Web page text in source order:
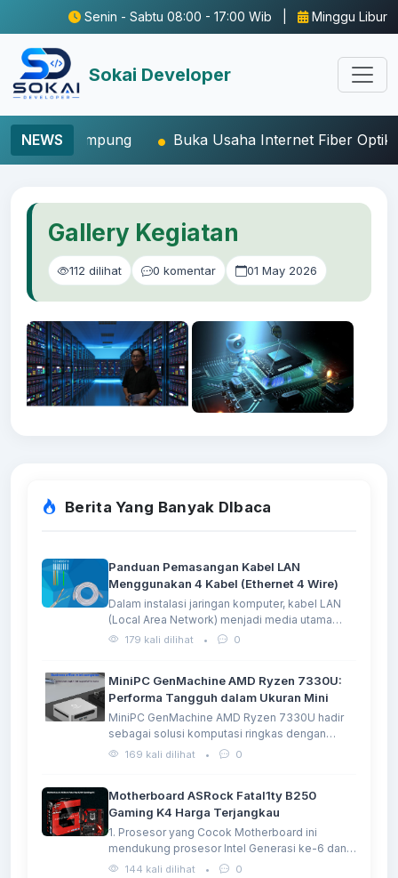
Senin - Sabtu 08:00 - 17:00 Wib | Minggu Libur
Sokai Developer
NEWSBuka Usaha Internet Fiber Optik atau WiFi RT/
Gallery Kegiatan
112 dilihat 0 komentar 01 May 2026
Berita Yang Banyak DIbaca
Panduan Pemasangan Kabel LAN
Menggunakan 4 Kabel (Ethernet 4 Wire)
Dalam instalasi jaringan komputer, kabel LAN
(Local Area Network) menjadi media utama…
179 kali dilihat • 0
MiniPC GenMachine AMD Ryzen 7330U:
Performa Tangguh dalam Ukuran Mini
MiniPC GenMachine AMD Ryzen 7330U hadir
sebagai solusi komputasi ringkas dengan
performa…
169 kali dilihat • 0
Motherboard ASRock Fatal1ty B250
Gaming K4 Harga Terjangkau
1. Prosesor yang Cocok Motherboard ini
mendukung prosesor Intel Generasi ke-6 dan…
144 kali dilihat • 0